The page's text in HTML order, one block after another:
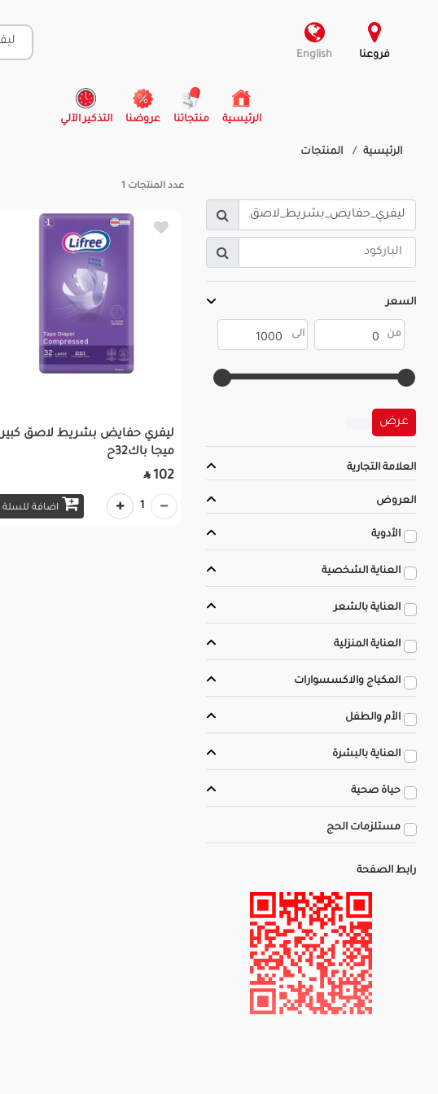
فروعنا English
الرئيسية
(current) منتجاتنا عروضنا التذكير الآلي
الرئيسية المنتجات
السعر
عرض
العلامة التجارية
العروض
الأدوية
العناية الشخصية
العناية بالشعر
العناية المنزلية
المكياج والاكسسوارات
الأم والطفل
العناية بالبشرة
حياة صحية
مستلزمات الحج
رابط الصفحة
عدد المنتجات 1
ليفري حفايض بشريط لاصق كبير
ميجا باك32ح
102

اضافة للسلة 1